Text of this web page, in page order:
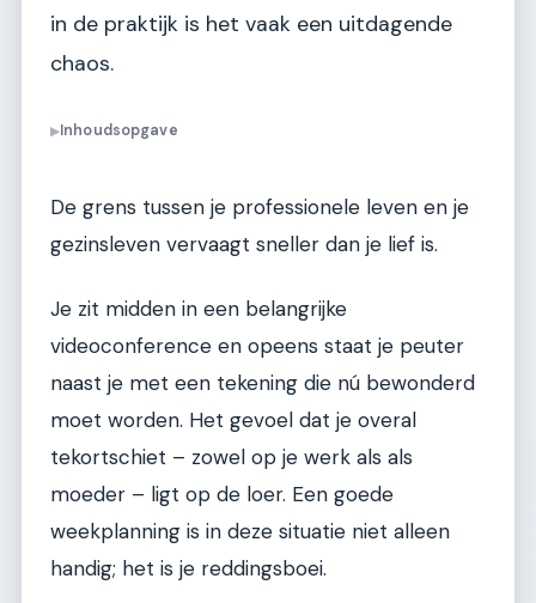
in de praktijk is het vaak een uitdagende
chaos.
▶Inhoudsopgave
De grens tussen je professionele leven en je
gezinsleven vervaagt sneller dan je lief is.
Je zit midden in een belangrijke
videoconference en opeens staat je peuter
naast je met een tekening die nú bewonderd
moet worden. Het gevoel dat je overal
tekortschiet – zowel op je werk als als
moeder – ligt op de loer. Een goede
weekplanning is in deze situatie niet alleen
handig; het is je reddingsboei.